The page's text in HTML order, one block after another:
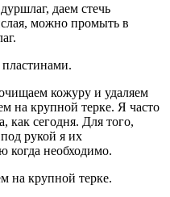
даем стечь
можно промыть в
кожуру и удаляем
на крупной терке. Я часто
как сегодня. Для того,
рукой я их
когда необходимо.
на крупной терке.